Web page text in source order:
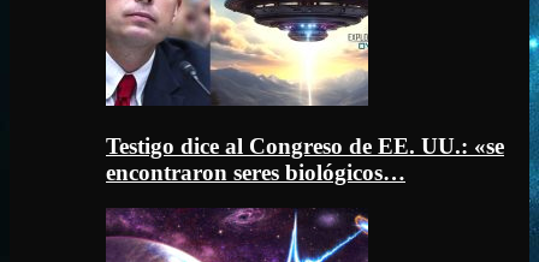
Testigo dice al Congreso de EE. UU.: «se
encontraron seres biológicos…